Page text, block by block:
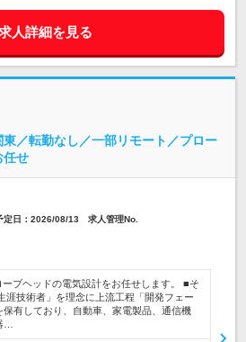
人詳細を見る
東／転勤なし／一部リモート／プロー
任せ
日：2026/08/13 求人管理No.
ブヘッドの電気設計をお任せします。 ■そ
涯技術者」を理念に上流工程「開発フェー
保有しており、自動車、家電製品、通信機
…